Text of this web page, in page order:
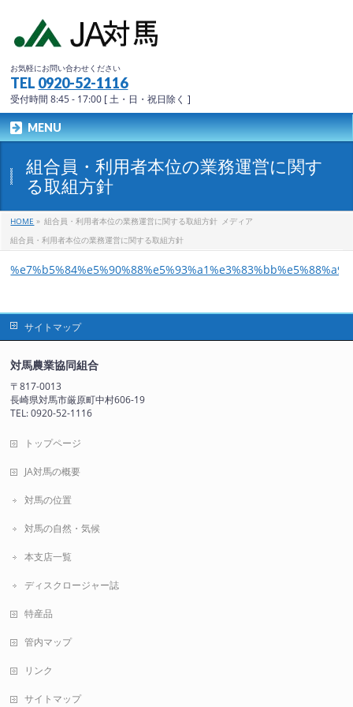
お気軽にお問い合わせください
TEL 0920-52-1116
受付時間 8:45 - 17:00 [ 土・日・祝日除く ]
MENU
組合員・利用者本位の業務運営に関す
る取組方針
HOME » 組合員・利用者本位の業務運営に関する取組方針 メディア
組合員・利用者本位の業務運営に関する取組方針
サイトマップ
対馬農業協同組合
〒817-0013
長崎県対馬市厳原町中村606-19
TEL: 0920-52-1116
トップページ
JA対馬の概要
対馬の位置
対馬の自然・気候
本支店一覧
ディスクロージャー誌
特産品
管内マップ
リンク
サイトマップ